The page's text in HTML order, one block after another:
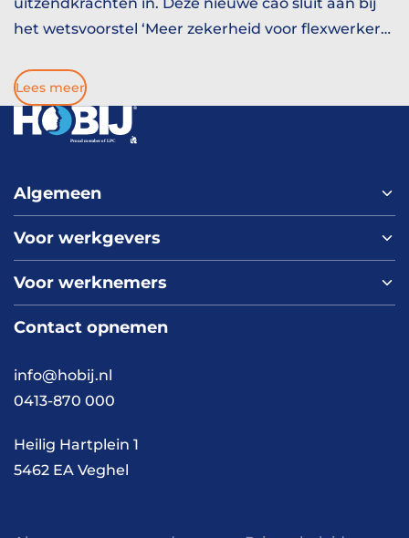
het wetsvoorstel ‘Meer zekerheid voor flexwerkers’.
arbeidsvoorwaarden, meer pensioenopbouw en
een eerlijkere beloning. We zetten het voor je op
een rij.
Lees meer
Algemeen
Home
Over ons
Werken bij HOBIJ
Contact
Voor werkgevers
Nieuws
Blog
Academy
Cases
Voor werknemers
Vacaturepagina
Werken en wonen
Kennis en inspiratie
Contact opnemen
info@hobij.nl
0413-870 000
Heilig Hartplein 1
5462 EA Veghel